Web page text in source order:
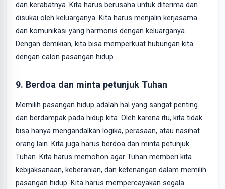
dan kerabatnya. Kita harus berusaha untuk diterima dan
disukai oleh keluarganya. Kita harus menjalin kerjasama
dan komunikasi yang harmonis dengan keluarganya.
Dengan demikian, kita bisa memperkuat hubungan kita
dengan calon pasangan hidup.
9. Berdoa dan minta petunjuk Tuhan
Memilih pasangan hidup adalah hal yang sangat penting
dan berdampak pada hidup kita. Oleh karena itu, kita tidak
bisa hanya mengandalkan logika, perasaan, atau nasihat
orang lain. Kita juga harus berdoa dan minta petunjuk
Tuhan. Kita harus memohon agar Tuhan memberi kita
kebijaksanaan, keberanian, dan ketenangan dalam memilih
pasangan hidup. Kita harus mempercayakan segala